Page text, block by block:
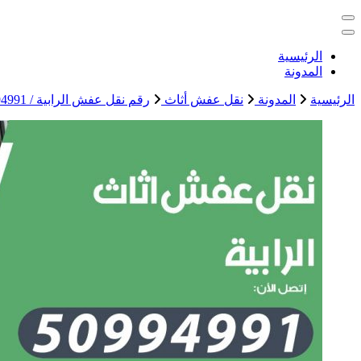
التجاوز
إلى
الكويت
خدمات منزلية بالكويت شراء بيع فك نقل تركيب صيانة تصليح اثاث
الرئيسية
المدونة
الرئيسية المدونة نقل عفش أثاث رقم نقل عفش الرابية / 50994991 / شركة نقل عفش أثاث الرابية بالكويت